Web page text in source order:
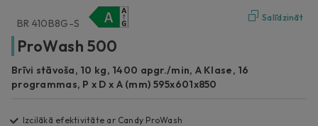
Salīdzināt
BR 410B8G-S
ProWash 500
Brīvi stāvoša, 10 kg, 1400 apgr./min, A Klase, 16
programmas, P x D x A (mm) 595x601x850
Izcilākā efektivitāte ar Candy ProWash